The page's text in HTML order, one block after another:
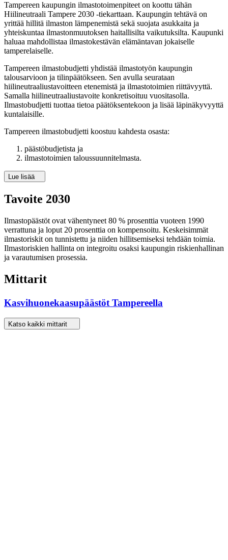
Tampereen kaupungin ilmastotoimenpiteet on koottu tähän
Hiilineutraali Tampere 2030 -tiekarttaan. Kaupungin tehtävä on
yrittää hillitä ilmaston lämpenemistä sekä suojata asukkaita ja
yhteiskuntaa ilmastonmuutoksen haitallisilta vaikutuksilta. Kaupunki
haluaa mahdollistaa ilmastokestävän elämäntavan jokaiselle
tamperelaiselle.
Tampereen ilmastobudjetti yhdistää ilmastotyön kaupungin
talousarvioon ja tilinpäätökseen. Sen avulla seurataan
hiilineutraaliustavoitteen etenemistä ja ilmastotoimien riittävyyttä.
Samalla hiilineutraaliustavoite konkretisoituu vuositasolla.
Ilmastobudjetti tuottaa tietoa päätöksentekoon ja lisää läpinäkyvyyttä
kuntalaisille.
Tampereen ilmastobudjetti koostuu kahdesta osasta:
päästöbudjetista ja
ilmastotoimien taloussuunnitelmasta.
Lue lisää
Tavoite 2030
Ilmastopäästöt ovat vähentyneet 80 % prosenttia vuoteen 1990
verrattuna ja loput 20 prosenttia on kompensoitu. Keskeisimmät
ilmastoriskit on tunnistettu ja niiden hillitsemiseksi tehdään toimia.
Ilmastoriskien hallinta on integroitu osaksi kaupungin riskienhallinan
ja varautumisen prosessia.
Mittarit
Kasvihuonekaasupäästöt Tampereella
Katso kaikki mittarit